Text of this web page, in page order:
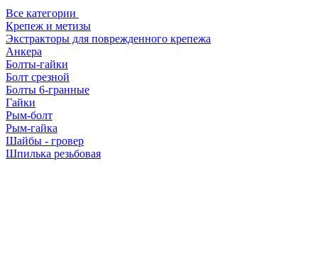
Все категории
Крепеж и метизы
Экстракторы для поврежденного крепежа
Анкера
Болты-гайки
Болт срезной
Болты 6-гранные
Гайки
Рым-болт
Рым-гайка
Шайбы - гровер
Шпилька резьбовая